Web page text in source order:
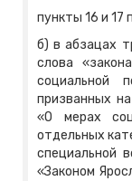
пункты 16 и 17
б) в абзацах
слова
социальной
призванных
«О мерах
отдельных
специальной
«Законом